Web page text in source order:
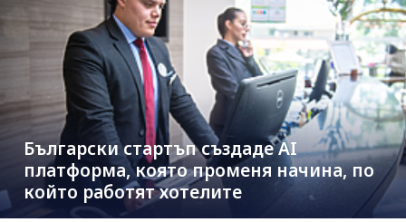
Български стартъп създаде AI
платформа, която променя начина, по
който работят хотелите